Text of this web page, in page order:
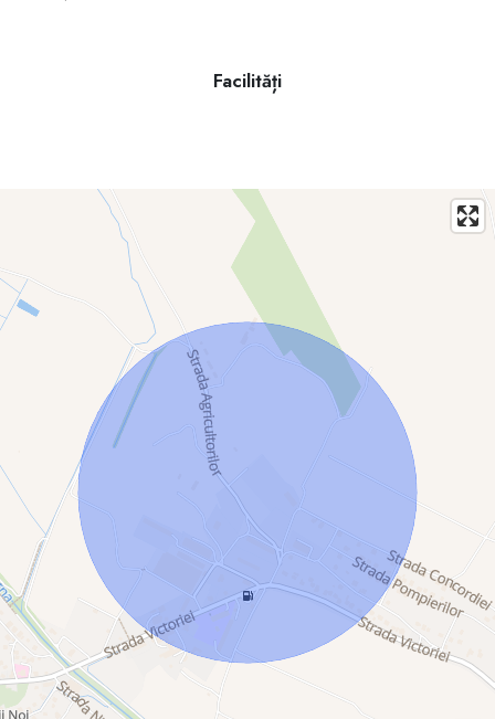
Facilități